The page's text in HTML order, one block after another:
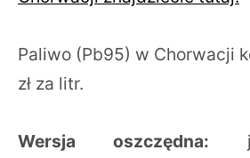
Paliwo (Pb95) w Chorwacji
zł za litr.
Wersja oszczędna: